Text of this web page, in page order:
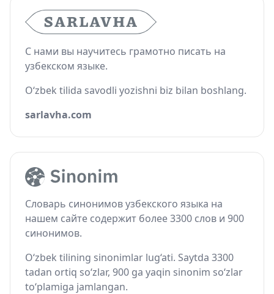
С нами вы научитесь грамотно писать на
узбекском языке.
O‘zbek tilida savodli yozishni biz bilan boshlang.
sarlavha.com
Словарь синонимов узбекского языка на
нашем сайте содержит более 3300 слов и 900
синонимов.
O‘zbek tilining sinonimlar lug‘ati. Saytda 3300
tadan ortiq so‘zlar, 900 ga yaqin sinonim so‘zlar
to‘plamiga jamlangan.